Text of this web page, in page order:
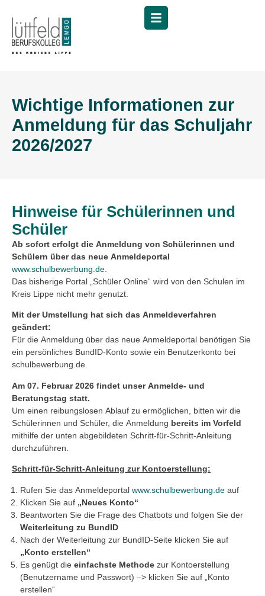
Menü
Wichtige Informationen zur
Anmeldung für das Schuljahr
2026/2027
Hinweise für Schülerinnen und
Schüler
Ab sofort erfolgt die Anmeldung von Schülerinnen und
Schülern über das neue Anmeldeportal
www.schulbewerbung.de
Das bisherige Portal „Schüler Online“ wird von den Schulen im
Kreis Lippe nicht mehr genutzt.
Mit der Umstellung hat sich das Anmeldeverfahren
geändert:
Für die Anmeldung über das neue Anmeldeportal benötigen Sie
ein persönliches BundID-Konto sowie ein Benutzerkonto bei
schulbewerbung.de.
Am 07. Februar 2026 findet unser Anmelde- und
Beratungstag statt.
Um einen reibungslosen Ablauf zu ermöglichen, bitten wir die
Schülerinnen und Schüler, die Anmeldung bereits im Vorfeld
mithilfe der unten abgebildeten Schritt-für-Schritt-Anleitung
durchzuführen.
Schritt-für-Schritt-Anleitung zur Kontoerstellung:
Rufen Sie das Anmeldeportalwww.schulbewerbung.de auf
Klicken Sie auf „Neues Konto“
Beantworten Sie die Frage des Chatbots und folgen Sie der
Weiterleitung zu BundID
Nach der Weiterleitung zur BundID-Seite klicken Sie auf
„Konto erstellen“
Es genügt dieeinfachste Methode zur Kontoerstellung
(Benutzername und Passwort) –> klicken Sie auf „Konto
erstellen“